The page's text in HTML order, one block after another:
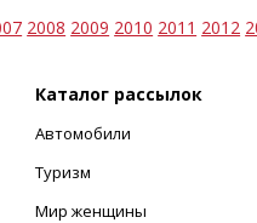
2008 2009 2010 2011 2012
Каталог рассылок
Автомобили
Туризм
Мир женщины